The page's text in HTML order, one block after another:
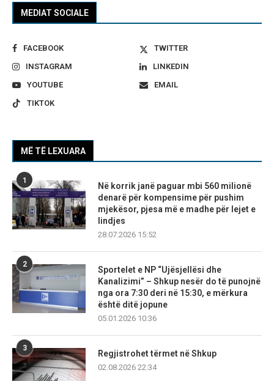
MEDIAT SOCIALE
FACEBOOK
TWITTER
INSTAGRAM
LINKEDIN
YOUTUBE
EMAIL
TIKTOK
MË TË LEXUARA
1
Në korrik janë paguar mbi 560 milionë
denarë për kompensime për pushim
mjekësor, pjesa më e madhe për lejet e
lindjes
28.07.2026 15:52
2
Sportelet e NP “Ujësjellësi dhe
Kanalizimi” – Shkup nesër do të punojnë
nga ora 7:30 deri në 15:30, e mërkura
është ditë jopune
05.01.2026 10:36
3
Regjistrohet tërmet në Shkup
02.08.2026 22:34